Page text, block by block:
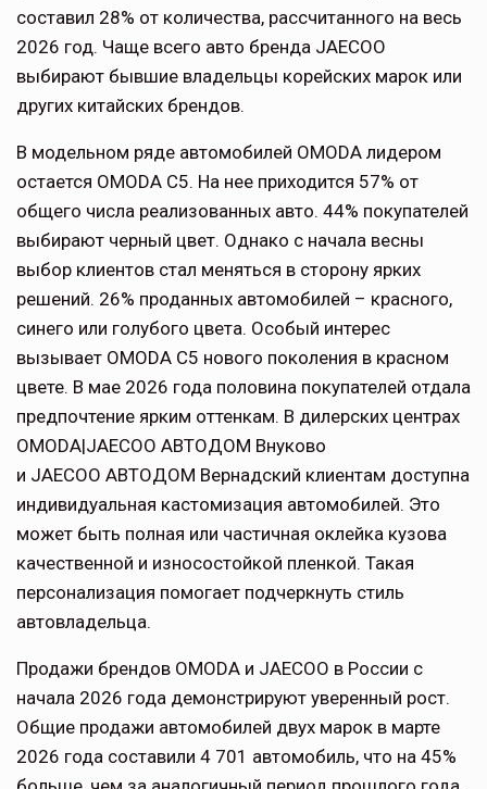
составил 28% от количества, рассчитанного на весь
2026 год. Чаще всего авто бренда JAECOO
выбирают бывшие владельцы корейских марок или
других китайских брендов.
В модельном ряде автомобилей OMODA лидером
остается OMODA C5. На нее приходится 57% от
общего числа реализованных авто. 44% покупателей
выбирают черный цвет. Однако с начала весны
выбор клиентов стал меняться в сторону ярких
решений. 26% проданных автомобилей – красного,
синего или голубого цвета. Особый интерес
вызывает OMODA C5 нового поколения в красном
цвете. В мае 2026 года половина покупателей отдала
предпочтение ярким оттенкам. В дилерских центрах
OMODA|JAECOO АВТОДОМ Внуково
и JAECOO АВТОДОМ Вернадский клиентам доступна
индивидуальная кастомизация автомобилей. Это
может быть полная или частичная оклейка кузова
качественной и износостойкой пленкой. Такая
персонализация помогает подчеркнуть стиль
автовладельца.
Продажи брендов OMODA и JAECOO в России с
начала 2026 года демонстрируют уверенный рост.
Общие продажи автомобилей двух марок в марте
2026 года составили 4 701 автомобиль, что на 45%